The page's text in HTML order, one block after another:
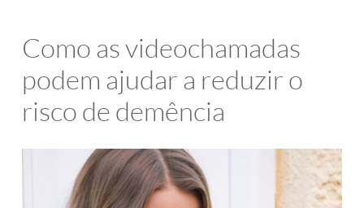
Como as videochamadas
podem ajudar a reduzir o
risco de demência